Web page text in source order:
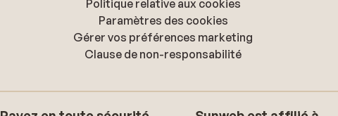
Politique relative aux cookies
Paramètres des cookies
Gérer vos préférences marketing
Clause de non-responsabilité